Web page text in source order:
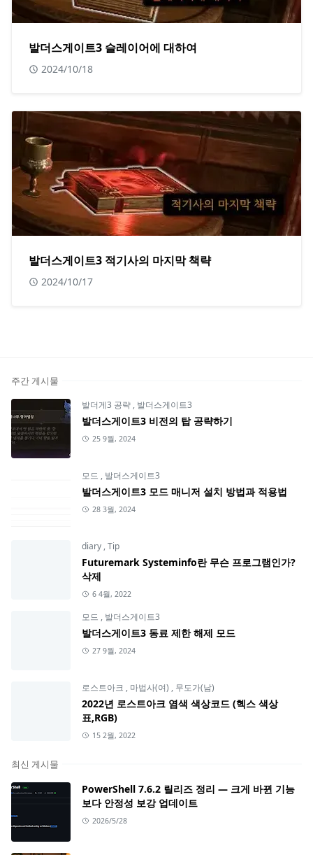
발더스게이트3 슬레이어에 대하여
2024/10/18
발더스게이트3 적기사의 마지막 책략
2024/10/17
주간 게시물
발더게3 공략 , 발더스게이트3
발더스게이트3 비전의 탑 공략하기
25 9월, 2024
모드 , 발더스게이트3
발더스게이트3 모드 매니저 설치 방법과 적용법
28 3월, 2024
diary ,Tip
Futuremark Systeminfo란 무슨 프로그램인가?
삭제
6 4월, 2022
모드 , 발더스게이트3
발더스게이트3 동료 제한 해제 모드
27 9월, 2024
로스트아크 , 마법사(여) , 무도가(남)
2022년 로스트아크 염색 색상코드 (헥스 색상
표,RGB)
15 2월, 2022
최신 게시물
PowerShell 7.6.2 릴리즈 정리 — 크게 바뀐 기능
보다 안정성 보강 업데이트
2026/5/28